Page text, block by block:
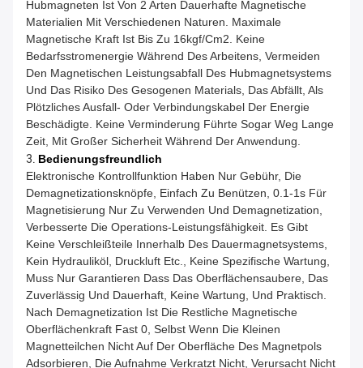
Hubmagneten Ist Von 2 Arten Dauerhafte Magnetische
Materialien Mit Verschiedenen Naturen. Maximale
Magnetische Kraft Ist Bis Zu 16kgf/cm2. Keine
Bedarfsstromenergie Während Des Arbeitens, Vermeiden
Den Magnetischen Leistungsabfall Des Hubmagnetsystems
Und Das Risiko Des Gesogenen Materials, Das Abfällt, Als
Plötzliches Ausfall- Oder Verbindungskabel Der Energie
Beschädigte. Keine Verminderung Führte Sogar Weg Lange
Zeit, Mit Großer Sicherheit Während Der Anwendung.
3. Bedienungsfreundlich
Elektronische Kontrollfunktion Haben Nur Gebühr, Die
Demagnetizationsknöpfe, Einfach Zu Benützen, 0.1-1s Für
Magnetisierung Nur Zu Verwenden Und Demagnetization,
Verbesserte Die Operations-Leistungsfähigkeit. Es Gibt
Keine Verschleißteile Innerhalb Des Dauermagnetsystems,
Kein Hydrauliköl, Druckluft Etc., Keine Spezifische Wartung,
Muss Nur Garantieren Dass Das Oberflächensaubere, Das
Zuverlässig Und Dauerhaft, Keine Wartung, Und Praktisch.
Nach Demagnetization Ist Die Restliche Magnetische
Oberflächenkraft Fast 0, Selbst Wenn Die Kleinen
Magnetteilchen Nicht Auf Der Oberfläche Des Magnetpols
Adsorbieren, Die Aufnahme Verkratzt Nicht, Verursacht Nicht